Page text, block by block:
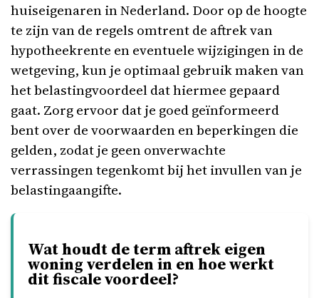
huiseigenaren in Nederland. Door op de hoogte
te zijn van de regels omtrent de aftrek van
hypotheekrente en eventuele wijzigingen in de
wetgeving, kun je optimaal gebruik maken van
het belastingvoordeel dat hiermee gepaard
gaat. Zorg ervoor dat je goed geïnformeerd
bent over de voorwaarden en beperkingen die
gelden, zodat je geen onverwachte
verrassingen tegenkomt bij het invullen van je
belastingaangifte.
Wat houdt de term aftrek eigen
woning verdelen in en hoe werkt
dit fiscale voordeel?